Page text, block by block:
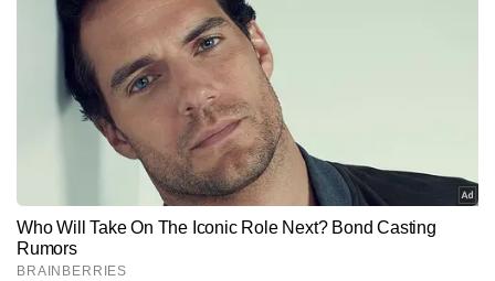
गुलशन कुमार टाइम्स नाउ हिंदी डिजिटल के हेल्थ सेक्शन से जुड़े हैं। फिटनेस और
योग के प्रति उनकी रुचि उन्हें हेल्थ जर्नलिज्म की ओर लेकर आई, जहां वे आम लोगों
की जीवनशैली, सेहत और वेलनेस से जुड़े विषयों पर लगातार काम कर रहे हैं।
गुलशन अबतक 2,000 से अधिक आर्टिकल लिख चुके हैं। उनके लेखों में आसान
भाषा में दी गई जानकारी, रिसर्च-बेस्ड टिप्स और रोजमर्रा की सेहत से जुड़े विषयों की
स्पष्ट समझ दिखाई देती है। हेल्थ अवेयरनेस को बढ़ावा देना, फिटनेस को सरल
तरीके से समझाना और बेहतर लाइफस्टाइल के लिए उपयोगी सुझाव देना—गुलशन
की लेखन शैली की खासियत है।
Subscribe to our daily Newsletter!